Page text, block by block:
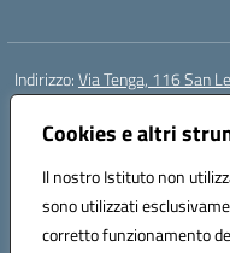
Cookies e altri
Il nostro Istituto non
sono utilizzati
corretto funzionamento
Indirizzo:Via Tenga, 116 San
Centralino:
Posta elettronica certificata
Codice fiscale: 93098380616
Codice meccanografico:
Codice Indice delle Pubbliche